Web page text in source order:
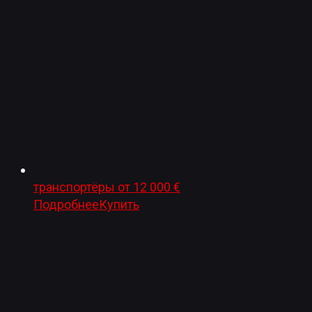
транспортёры от 12 000 €
ПодробнееКупить